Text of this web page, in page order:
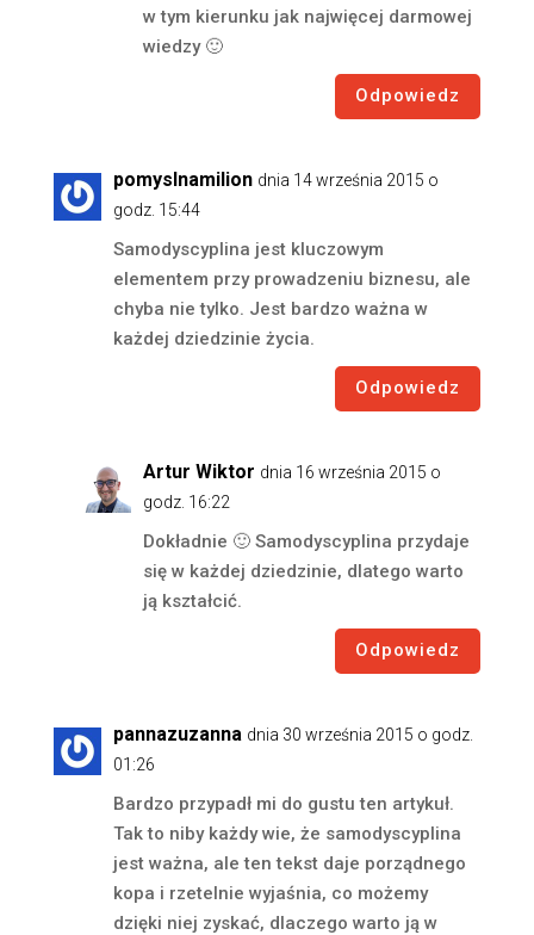
w tym kierunku jak najwięcej darmowej
wiedzy 🙂
Odpowiedz
pomyslnamilion dnia 14 września 2015 o
godz. 15:44
Samodyscyplina jest kluczowym
elementem przy prowadzeniu biznesu, ale
chyba nie tylko. Jest bardzo ważna w
każdej dziedzinie życia.
Odpowiedz
Artur Wiktor dnia 16 września 2015 o
godz. 16:22
Dokładnie 🙂 Samodyscyplina przydaje
się w każdej dziedzinie, dlatego warto
ją kształcić.
Odpowiedz
pannazuzanna dnia 30 września 2015 o godz.
01:26
Bardzo przypadł mi do gustu ten artykuł.
Tak to niby każdy wie, że samodyscyplina
jest ważna, ale ten tekst daje porządnego
kopa i rzetelnie wyjaśnia, co możemy
dzięki niej zyskać, dlaczego warto ją w